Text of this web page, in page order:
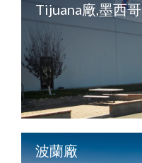
Tijuana廠,墨西哥
波蘭廠